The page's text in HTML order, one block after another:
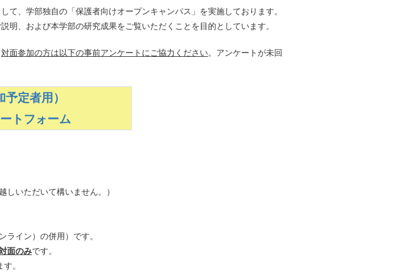
、学部独自の「保護者向けオープンキャンパス」を実施しております。
、および本学部の研究成果をご覧いただくことを目的としています。
対面参加の方は以下の事前アンケートにご協力ください。アンケートが未回
予定者用）
トフォーム
しいただいて構いません。）
イン）の併用）です。
面のみです。
。